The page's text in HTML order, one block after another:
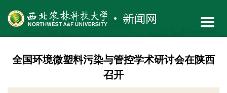
全国环境微塑料污染与管控学术研讨会在陕西
召开